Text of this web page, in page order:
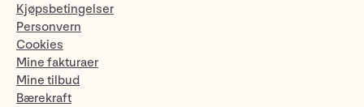
Kjøpsbetingelser
Personvern
Cookies
Mine fakturaer
Mine tilbud
Bærekraft